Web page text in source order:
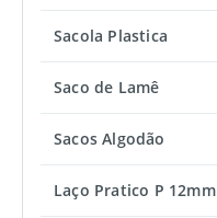
Sacola Plastica
Saco de Lamê
Sacos Algodão
Laço Pratico P 12mm